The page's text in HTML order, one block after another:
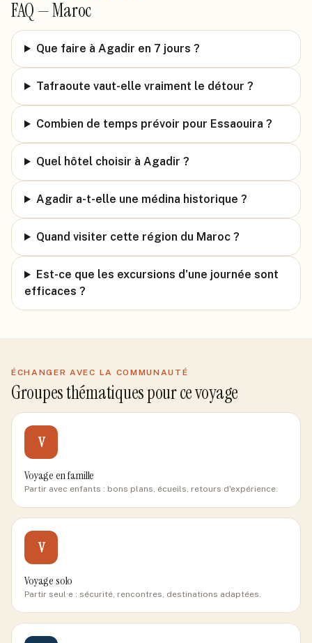
FAQ —Maroc
Que faire à Agadir en 7 jours ?
Tafraoute vaut-elle vraiment le détour ?
Combien de temps prévoir pour Essaouira ?
Quel hôtel choisir à Agadir ?
Agadir a-t-elle une médina historique ?
Quand visiter cette région du Maroc ?
Est-ce que les excursions d'une journée sont
efficaces ?
ÉCHANGER AVEC LA COMMUNAUTÉ
Groupes thématiques pour ce voyage
V
Voyage en famille
Partir avec enfants : bons plans, écueils, retours d'expérience.
V
Voyage solo
Partir seul·e : sécurité, rencontres, destinations adaptées.